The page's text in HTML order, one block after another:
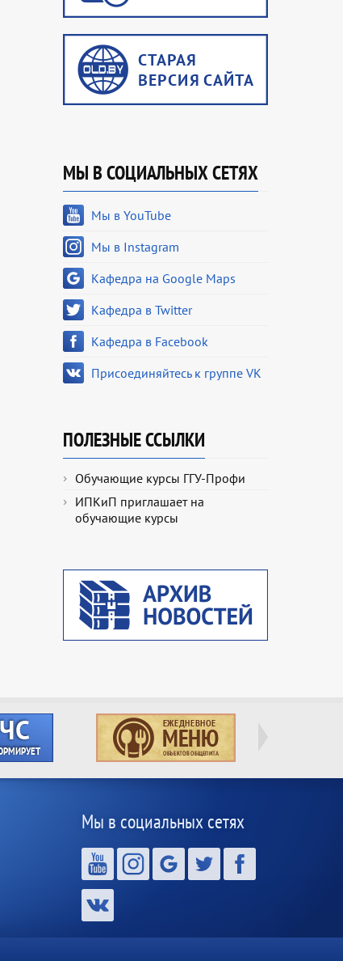
МЫ В СОЦИАЛЬНЫХ СЕТЯХ
Мы в YouTube
Мы в Instagram
Кафедра на Google Maps
Кафедра в Twitter
Кафедра в Facebook
Присоединяйтесь к группе VK
ПОЛЕЗНЫЕ ССЫЛКИ
Обучающие курсы ГГУ-Профи
ИПКиП приглашает на
обучающие курсы
Мы в социальных сетях